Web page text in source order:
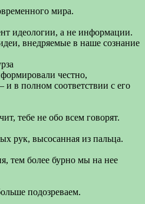
мира.
идеологии, а не информации.
внедряемые в наше сознание
честно,
и в полном соответствии с его
тебе не обо всем говорят.
рук, высосанная из пальца.
тем более бурно мы на нее
подозреваем.